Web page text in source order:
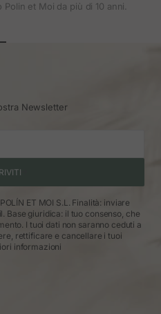
et Moi da più di 10 anni.
Newsletter
ET MOI S.L. Finalità: inviare
Base giuridica: il tuo consenso, che
I tuoi dati non saranno ceduti a
rettificare e cancellare i tuoi
informazioni